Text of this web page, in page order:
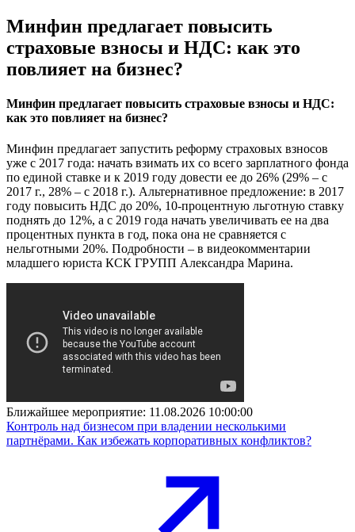
Минфин предлагает повысить
страховые взносы и НДС: как это
повлияет на бизнес?
Минфин предлагает повысить страховые взносы и НДС:
как это повлияет на бизнес?
Минфин предлагает запустить реформу страховых взносов
уже с 2017 года: начать взимать их со всего зарплатного фонда
по единой ставке и к 2019 году довести ее до 26% (29% – с
2017 г., 28% – с 2018 г.). Альтернативное предложение: в 2017
году повысить НДС до 20%, 10-процентную льготную ставку
поднять до 12%, а с 2019 года начать увеличивать ее на два
процентных пункта в год, пока она не сравняется с
нельготными 20%. Подробности – в видеокомментарии
младшего юриста КСК ГРУПП Александра Марина.
Ближайшее мероприятие: 11.08.2026 10:00:00
Контроль над бизнесом при владении несколькими
партнёрами. Как избежать корпоративных конфликтов?